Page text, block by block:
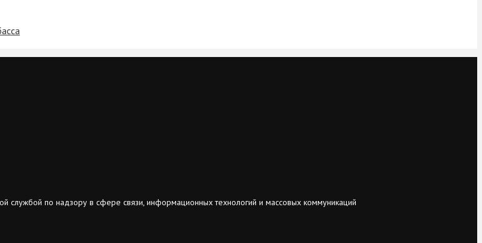
по надзору в сфере связи, информационных технологий и массовых коммуникаций